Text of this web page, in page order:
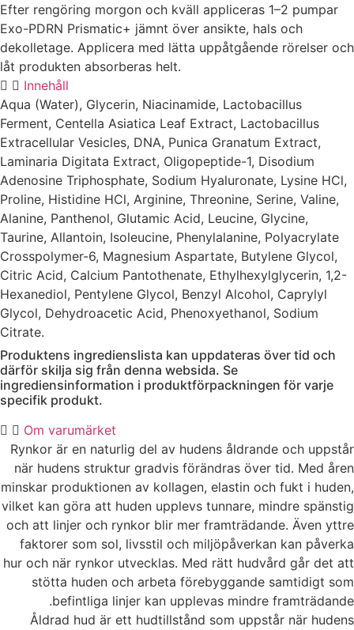
Efter rengöring morgon och kväll appliceras 1–2 pumpar
Exo-PDRN Prismatic+ jämnt över ansikte, hals och
dekolletage. Applicera med lätta uppåtgående rörelser och
låt produkten absorberas helt.
Innehåll
Aqua (Water), Glycerin, Niacinamide, Lactobacillus
Ferment, Centella Asiatica Leaf Extract, Lactobacillus
Extracellular Vesicles, DNA, Punica Granatum Extract,
Laminaria Digitata Extract, Oligopeptide-1, Disodium
Adenosine Triphosphate, Sodium Hyaluronate, Lysine HCl,
Proline, Histidine HCl, Arginine, Threonine, Serine, Valine,
Alanine, Panthenol, Glutamic Acid, Leucine, Glycine,
Taurine, Allantoin, Isoleucine, Phenylalanine, Polyacrylate
Crosspolymer-6, Magnesium Aspartate, Butylene Glycol,
Citric Acid, Calcium Pantothenate, Ethylhexylglycerin, 1,2-
Hexanediol, Pentylene Glycol, Benzyl Alcohol, Caprylyl
Glycol, Dehydroacetic Acid, Phenoxyethanol, Sodium
Citrate.
Produktens ingredienslista kan uppdateras över tid och
därför skilja sig från denna websida. Se
ingrediensinformation i produktförpackningen för varje
specifik produkt.
Om varumärket
Rynkor är en naturlig del av hudens åldrande och uppstår
när hudens struktur gradvis förändras över tid. Med åren
minskar produktionen av kollagen, elastin och fukt i huden,
vilket kan göra att huden upplevs tunnare, mindre spänstig
och att linjer och rynkor blir mer framträdande. Även yttre
faktorer som sol, livsstil och miljöpåverkan kan påverka
hur och när rynkor utvecklas. Med rätt hudvård går det att
stötta huden och arbeta förebyggande samtidigt som
befintliga linjer kan upplevas mindre framträdande.
Åldrad hud är ett hudtillstånd som uppstår när hudens